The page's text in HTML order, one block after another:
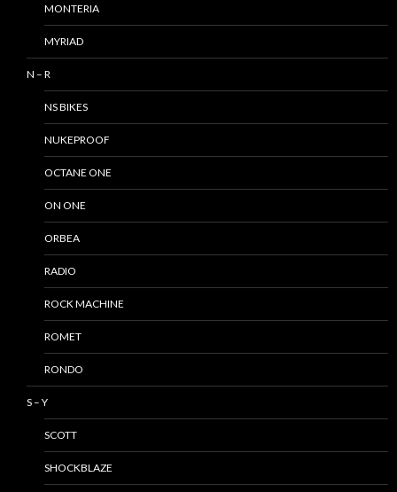
MONTERIA
MYRIAD
N – R
NS BIKES
NUKEPROOF
OCTANE ONE
ON ONE
ORBEA
RADIO
ROCK MACHINE
ROMET
RONDO
S – Y
SCOTT
SHOCKBLAZE